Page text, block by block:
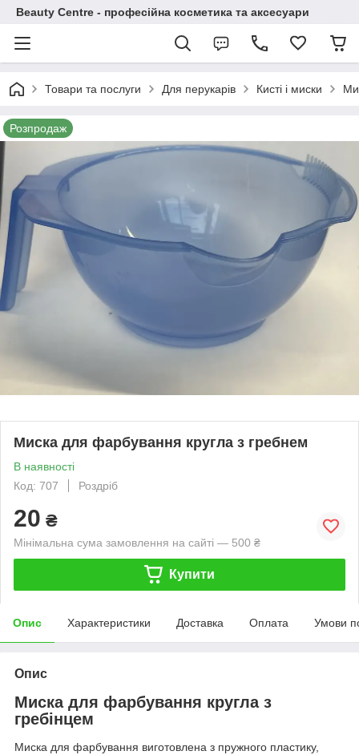
Beauty Centre - професійна косметика та аксесуари
Товари та послуги Для перукарів Кисті і миски
Розпродаж
Миска для фарбування кругла з гребнем
В наявності
Код: 707
Роздріб
20 ₴
Мінімальна сума замовлення на сайті — 500 ₴
Купити
Опис Характеристики Доставка Оплата Умови
Опис
Миска для фарбування кругла з
гребінцем
Миска для фарбування виготовлена з пружного пластику,